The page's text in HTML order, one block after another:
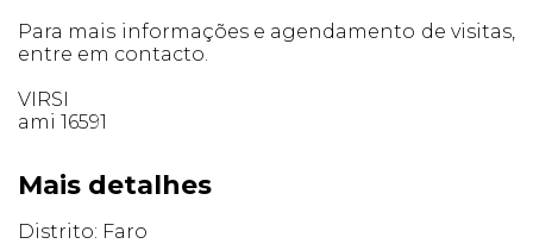
Para mais informações e agendamento de visitas,
entre em contacto.
VIRSI
ami 16591
Mais detalhes
Distrito: Faro